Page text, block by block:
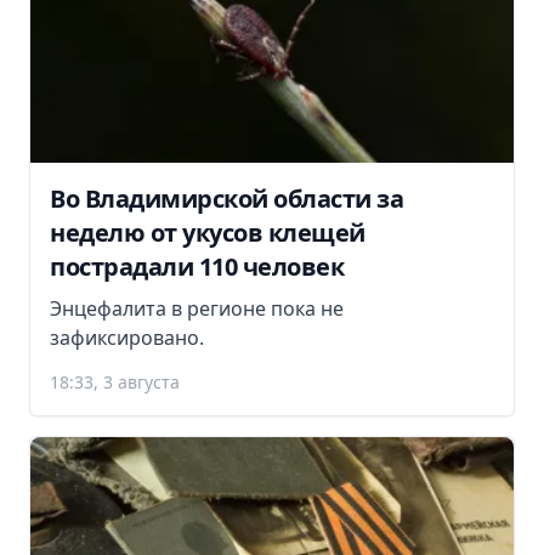
Во Владимирской области за
неделю от укусов клещей
пострадали 110 человек
Энцефалита в регионе пока не
зафиксировано.
18:33, 3 августа